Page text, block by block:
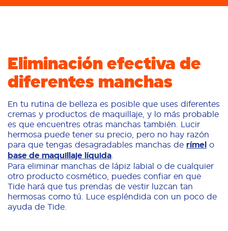
Eliminación efectiva de
diferentes manchas
En tu rutina de belleza es posible que uses diferentes
cremas y productos de maquillaje, y lo más probable
es que encuentres otras manchas también. Lucir
hermosa puede tener su precio, pero no hay razón
para que tengas desagradables manchas de rímel o
base de maquillaje líquida
Para eliminar manchas de lápiz labial o de cualquier
otro producto cosmético, puedes confiar en que
Tide hará que tus prendas de vestir luzcan tan
hermosas como tú. Luce espléndida con un poco de
ayuda de Tide.